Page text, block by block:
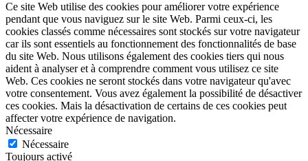
Ce site Web utilise des cookies pour améliorer votre expérience
pendant que vous naviguez sur le site Web. Parmi ceux-ci, les
cookies classés comme nécessaires sont stockés sur votre navigateur
car ils sont essentiels au fonctionnement des fonctionnalités de base
du site Web. Nous utilisons également des cookies tiers qui nous
aident à analyser et à comprendre comment vous utilisez ce site
Web. Ces cookies ne seront stockés dans votre navigateur qu'avec
votre consentement. Vous avez également la possibilité de désactiver
ces cookies. Mais la désactivation de certains de ces cookies peut
affecter votre expérience de navigation.
Nécessaire
Nécessaire
Toujours activé